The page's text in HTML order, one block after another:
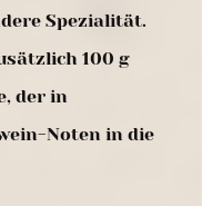
Spezialität.
100 g
der in
Noten in die